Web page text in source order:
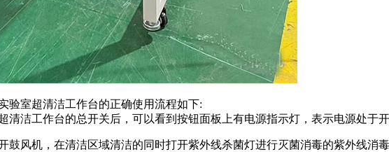
验室超清洁工作台的正确使用流程如下:
清洁工作台的总开关后，可以看到按钮面板上有电源指示灯，表示电源处于
鼓风机，在清洁区域清洁的同时打开紫外线杀菌灯进行灭菌消毒的紫外线